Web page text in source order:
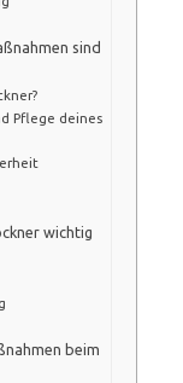
sind
Pflege deines
wichtig
beim